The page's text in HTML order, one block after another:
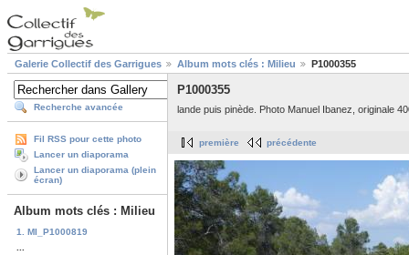
Galerie Collectif des Garrigues Album mots clés : Milieu P1000355
Recherche avancée
Fil RSS pour cette photo
Lancer un diaporama
Lancer un diaporama (plein
écran)
Album mots clés : Milieu
1. MI_P1000819
P1000355
lande puis pinède. Photo Manuel Ibanez, originale
première précédente